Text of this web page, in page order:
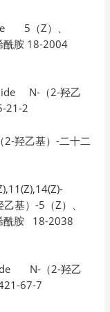
5（Z）、
酰胺 18-2004
N-（2-羟乙
21-2
羟乙基）-二十二
基）-5（Z）、
酰胺 18-2038
N-（2-羟乙
67-7